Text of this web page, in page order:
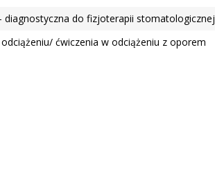
diagnostyczna do fizjoterapii stomatologicznej
ćwiczenia w odciążeniu z oporem